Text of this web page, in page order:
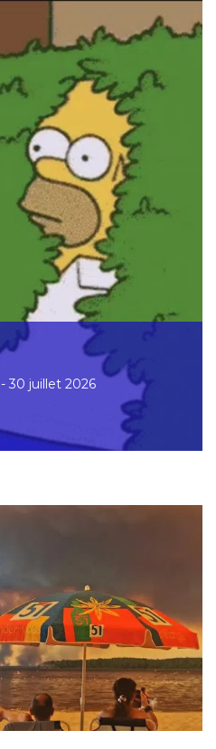
- 30 juillet 2026